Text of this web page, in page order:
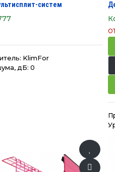
систем
KlimFor
дБ: 0